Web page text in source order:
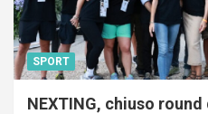
SPORT
NEXTING, chiuso